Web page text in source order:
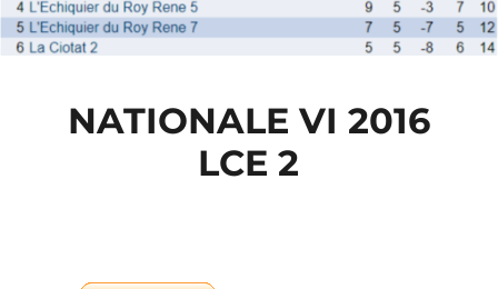
NATIONALE VI 2016
LCE 2